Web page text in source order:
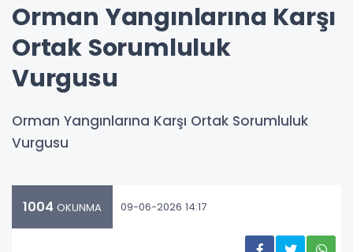
Orman Yangınlarına Karşı
Ortak Sorumluluk
Vurgusu
Orman Yangınlarına Karşı Ortak Sorumluluk
Vurgusu
1004 OKUNMA 09-06-2026 14:17